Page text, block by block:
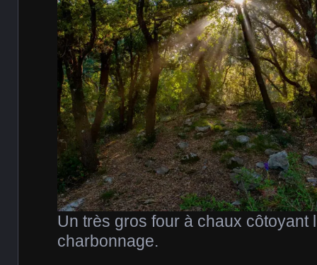
Un très gros four à chaux côtoyant
charbonnage.